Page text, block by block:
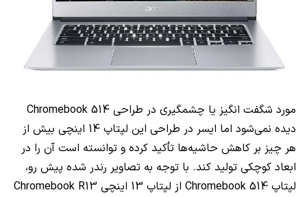
مورد شگفت انگیز یا چشمگیری در طراحی Chromebook 514
دیده نمی‌شود اما ایسر در طراحی این لپتاپ 14 اینچی بیش از
هر چیز بر کاهش حاشیه‌ها تأکید کرده و توانسته است آن را در
ابعاد کوچکی تولید کند. با توجه به تصاویر رندر شده پیش رو،
لپتاپ Chromebook 514 از لپتاپ 13 اینچی
Chromebook R13